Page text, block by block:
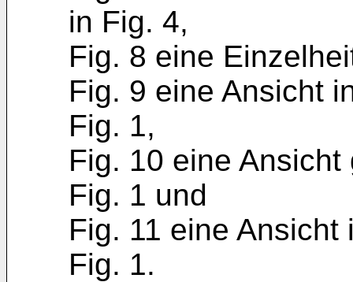
in Fig. 4,
Fig. 8 eine
Fig. 9 eine Ansicht
Fig. 1,
Fig. 10 eine
Fig. 1 und
Fig. 11 eine
Fig. 1.